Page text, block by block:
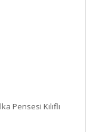
Pensesi Kılıflı